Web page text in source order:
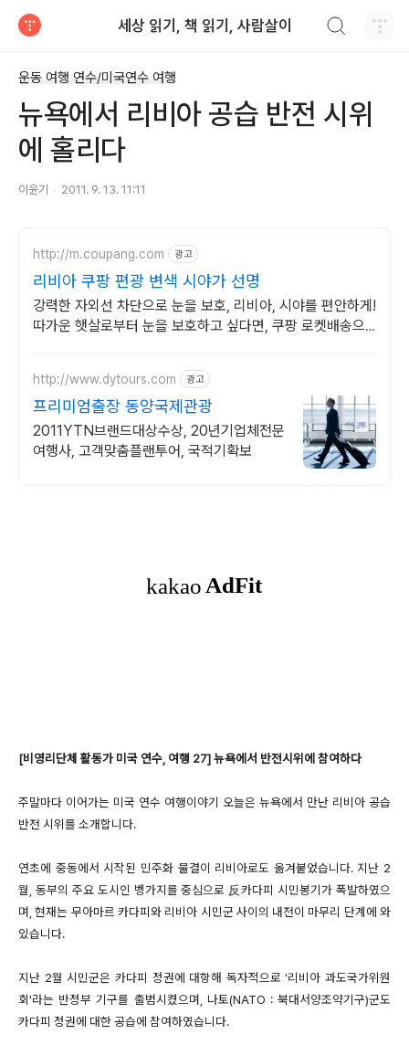
세상 읽기, 책 읽기, 사람살이
운동 여행 연수/미국연수 여행
뉴욕에서 리비아 공습 반전 시위
에 홀리다
이윤기 2011. 9. 13. 11:11
http://m.coupang.com 광고
리비아 쿠팡 편광 변색 시야가 선명
강력한 자외선 차단으로 눈을 보호, 리비아, 시야를 편안하게!
따가운 햇살로부터 눈을 보호하고 싶다면, 쿠팡 로켓배송으
http://www.dytours.com 광고
프리미엄출장 동양국제관광
2011YTN브랜드대상수상, 20년기업체전문
여행사, 고객맞춤플랜투어, 국적기확보
[비영리단체 활동가 미국 연수, 여행 27] 뉴욕에서 반전시위에 참여하다
주말마다 이어가는 미국 연수 여행이야기 오늘은 뉴욕에서 만난 리비아 공습
반전 시위를 소개합니다.
연초에 중동에서 시작된 민주화 물결이 리비아로도 옮겨붙었습니다. 지난 2
월, 동부의 주요 도시인 벵가지를 중심으로 反카다피 시민봉기가 폭발하였으
며, 현재는 무아마르 카다피와 리비아 시민군 사이의 내전이 마무리 단계에 와
있습니다.
지난 2월 시민군은 카다피 정권에 대항해 독자적으로 '리비아 과도국가위원
회'라는 반정부 기구를 출범시켰으며, 나토(NATO : 북대서양조약기구)군도
카다피 정권에 대한 공습에 참여하였습니다.